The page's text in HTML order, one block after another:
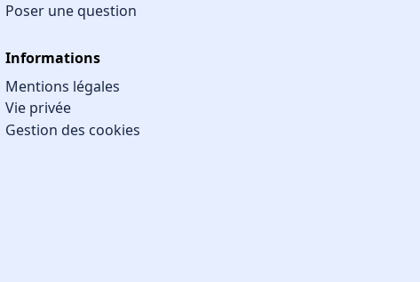
Poser une question
Informations
Mentions légales
Vie privée
Gestion des cookies